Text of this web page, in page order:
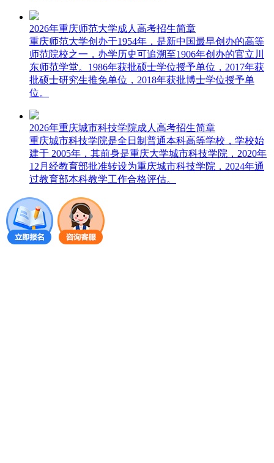
2026年重庆师范大学成人高考招生简章
重庆师范大学创办于1954年，是新中国最早创办的高等
师范院校之一，办学历史可追溯至1906年创办的官立川
东师范学堂。1986年获批硕士学位授予单位，2017年获
批硕士研究生推免单位，2018年获批博士学位授予单
位。
2026年重庆城市科技学院成人高考招生简章
重庆城市科技学院是全日制普通本科高等学校，学校始
建于 2005年，其前身是重庆大学城市科技学院，2020年
12月经教育部批准转设为重庆城市科技学院，2024年通
过教育部本科教学工作合格评估。